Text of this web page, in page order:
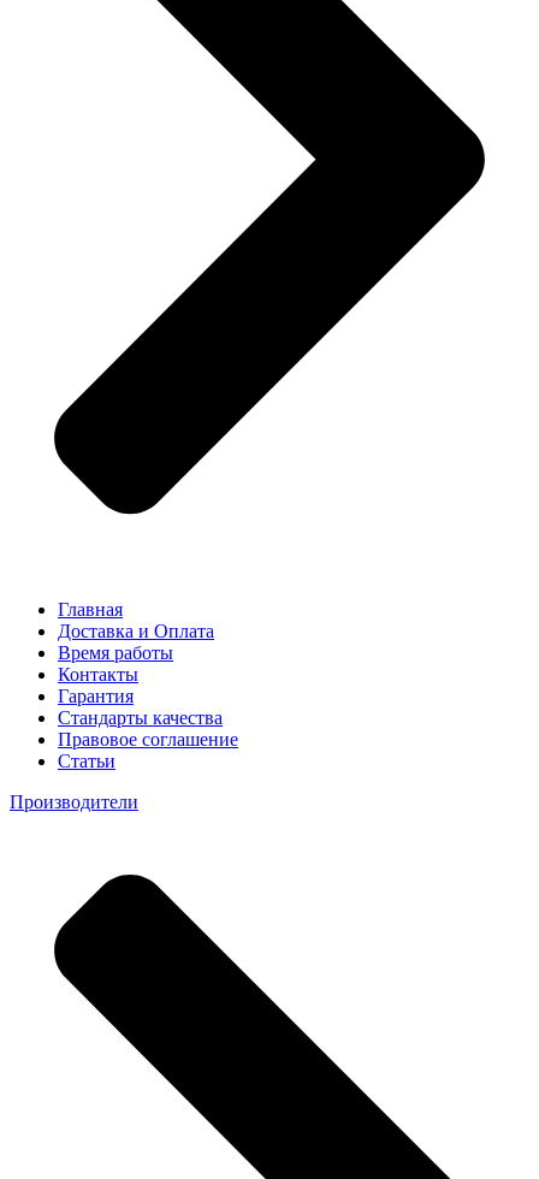
Главная
Доставка и Оплата
Время работы
Контакты
Гарантия
Стандарты качества
Правовое соглашение
Статьи
Производители